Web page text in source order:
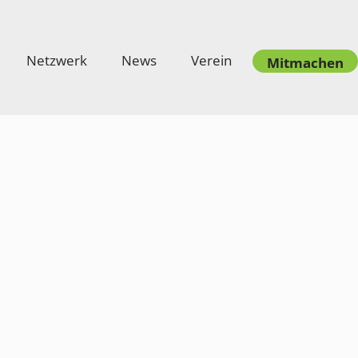
Netzwerk News Verein Mitmachen